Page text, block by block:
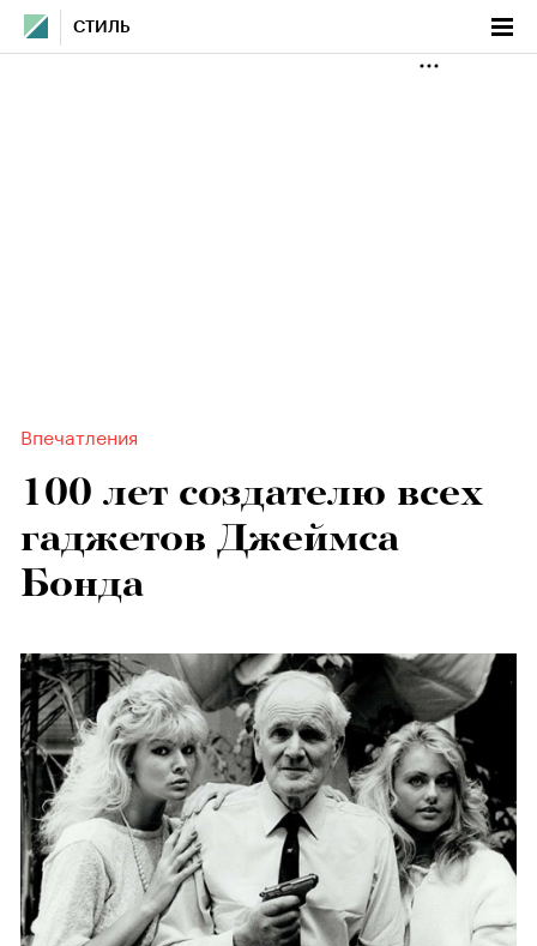
СТИЛЬ
Впечатления
100 лет создателю всех
гаджетов Джеймса
Бонда